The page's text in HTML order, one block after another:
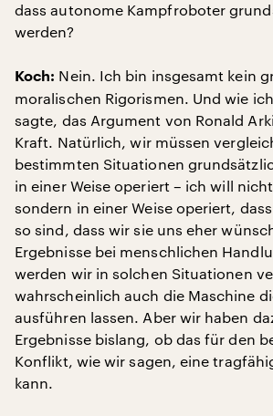
dass autonome Kampfroboter
werden?
Koch: Nein. Ich bin insgesamt kein
moralischen Rigorismen. Und wie
sagte, das Argument von Ronald
Kraft. Natürlich, wir müssen
bestimmten Situationen
in einer Weise operiert – ich will
sondern in einer Weise operiert,
so sind, dass wir sie uns eher
Ergebnisse bei menschlichen
werden wir in solchen Situationen
wahrscheinlich auch die Maschine
ausführen lassen. Aber wir haben
Ergebnisse bislang, ob das für den
Konflikt, wie wir sagen, eine
kann.